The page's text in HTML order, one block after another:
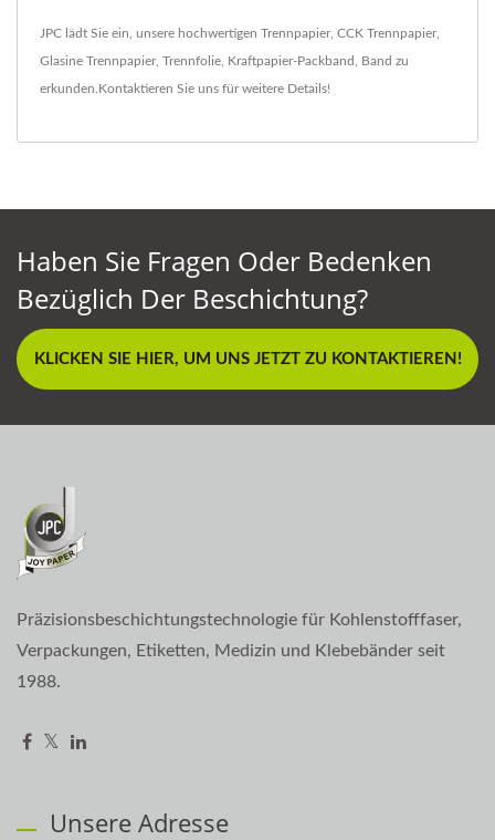
JPC lädt Sie ein, unsere hochwertigen Trennpapier, CCK Trennpapier,
Glasine Trennpapier, Trennfolie Kraftpapier-Packband Band zu
erkunden. Kontaktieren Sie uns für weitere Details!
Haben Sie Fragen Oder Bedenken
Bezüglich Der Beschichtung?
KLICKEN SIE HIER, UM UNS JETZT ZU KONTAKTIEREN!
Präzisionsbeschichtungstechnologie für Kohlenstofffaser,
Verpackungen, Etiketten, Medizin und Klebebänder seit
1988.
Unsere Adresse